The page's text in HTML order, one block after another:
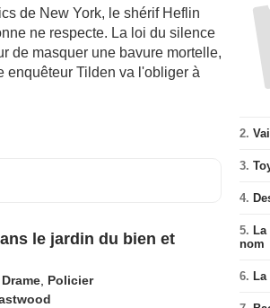
de New York, le shérif Heflin
ne respecte. La loi du silence
de masquer une bavure mortelle,
enquêteur Tilden va l'obliger à
le jardin du bien et
Drame, Policier
2.
3.
4.
5.
nom
6.